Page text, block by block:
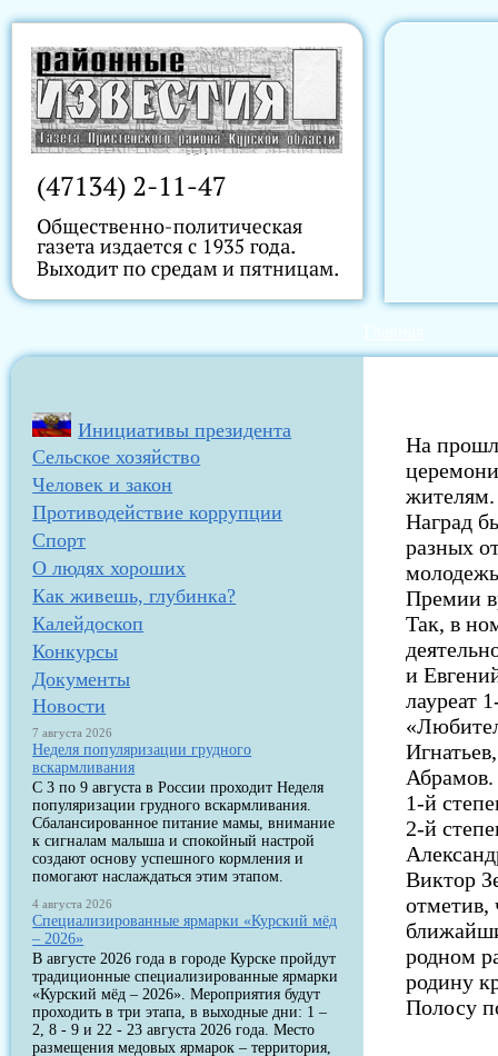
Инициативы президента
Сельское хозяйство
Человек и закон
Противодействие коррупции
Спорт
О людях хороших
Как живешь, глубинка?
Калейдоскоп
Конкурсы
Документы
Новости
7 августа 2026
Неделя популяризации грудного
вскармливания
С 3 по 9 августа в России проходит Неделя
популяризации грудного вскармливания.
Сбалансированное питание мамы, внимание
к сигналам малыша и спокойный настрой
создают основу успешного кормления и
помогают наслаждаться этим этапом.
4 августа 2026
Специализированные ярмарки «Курский мёд
– 2026»
В августе 2026 года в городе Курске пройдут
традиционные специализированные ярмарки
«Курский мёд – 2026». Мероприятия будут
проходить в три этапа, в выходные дни: 1 –
2, 8 - 9 и 22 - 23 августа 2026 года. Место
размещения медовых ярмарок – территория,
На
Наград
разных
Премии
Так, в
и
лауреат
1-й
2-й
Виктор
отметив,
родном
родину
Полосу